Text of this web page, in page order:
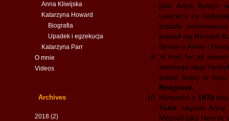
jako Anna Boleyn
uważana za
została
pojawił się Richard
filmów o Annie i
‘A man for all
wiernego sługi
został ścięty w
Redgrave.
Miniserial z 1970 r
Tutin zagrala Annę
Mitchell jako Henryk
Anna Kliwijska
Katarzyna Howard
Biografia
Upadek i egzekucja
Katarzyna Parr
O mnie
Videos
Archives
2018 (2)